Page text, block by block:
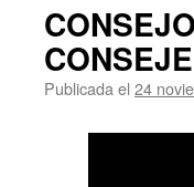
Publicada el 24